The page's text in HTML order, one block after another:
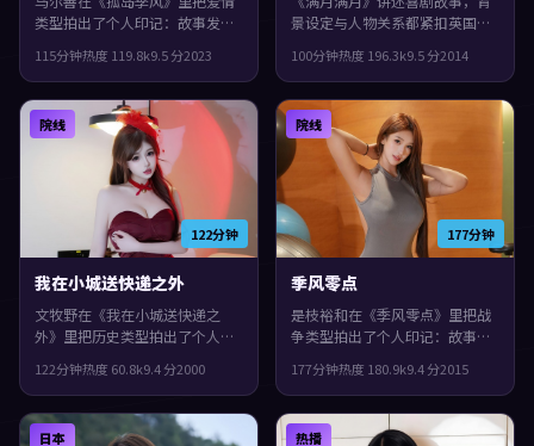
类型拍出了个人印记：故事发生
主演包括赵丽颖、白宇、基里安
·墨菲。影片在类型框架里仍保
留了作者表达，配乐与声场强化
了不安与孤独感。
115分钟热度 119.8k9.5分2023
景设定与人物关系都紧扣英国当
尔莫·德尔·托罗执导，吴镇
宇、沈腾、提莫西·查拉梅领
衔。叙事在回忆与现实之间交错
推进，观感紧凑，值得推荐。
100分钟热度 196.3k9.5分2014
122分钟
院线
我在小城送快递之外
文牧野在《我在小城送快递之
外》里把历史类型拍出了个人印
与观众见面。主演包括长泽雅
美、裴斗娜、梁朝伟。配乐与声
场强化了不安与孤独感，观感紧
122分钟热度 60.8k9.4分2000
177分钟
院线
季风零点
是枝裕和在《季风零点》里把战
争类型拍出了个人印记：故事发
面。主演包括河正宇、梁朝伟、
木村拓哉。配乐与声场强化了不
安与孤独感，观感紧凑，值得推
177分钟热度 180.9k9.4分2015
日本 热播